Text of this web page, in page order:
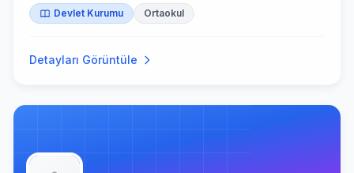
Devlet Kurumu Ortaokul
Detayları Görüntüle